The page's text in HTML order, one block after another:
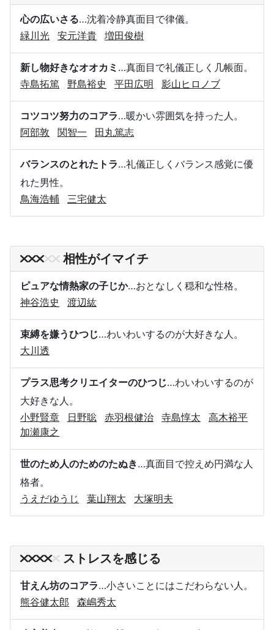
心の広いさる…沈着冷静真面目で律儀。
緑川光
安元洋貴 増田俊樹
新し物好きなオオカミ …真面目で礼儀正しく几帳面。
寺島拓篤
野島裕史 平田広明 影山ヒロノブ
コツコツ努力のコアラ…暖かい雰囲気を持った人。
阿部敦
関智一 田丸篤志
バランスのとれたトラ…礼儀正しくバランス感覚に優
れた男性。
鳥海浩輔
三宅健太
相性がイマイチ
ピュアな情熱家の子じか…おとなしく穏和な性格。
神谷浩史
渡辺紘
束縛を嫌うひつじ…わいわいするのが大好きな人。
大川透
プラス思考クリエイターのひつじ…わいわいするのが
大好きな人。
小野賢章
日野聡 赤羽根健治 寺島惇太
高木裕平
加瀬康之
世のため人のためのたぬき…真面目で控えめ円満な人
格者。
うえだゆうじ
葉山翔太 大塚明夫
ストレスを感じる
甘えん坊のコアラ…小さいことにはこだわらない人。
熊谷健太郎
森嶋秀太